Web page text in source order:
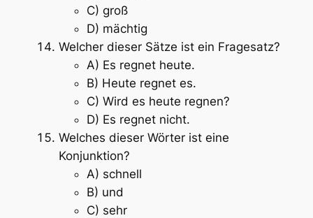
C) groß
D) mächtig
Welcher dieser Sätze ist ein Fragesatz?
A) Es regnet heute.
B) Heute regnet es.
C) Wird es heute regnen?
D) Es regnet nicht.
Welches dieser Wörter ist eine
Konjunktion?
A) schnell
B) und
C) sehr